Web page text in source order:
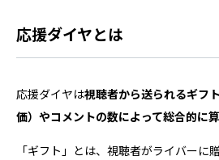
応援ダイヤとは
応援ダイヤは視聴者から送られるギフ
価）やコメントの数によって総合的に
「ギフト」とは、視聴者がライバーに